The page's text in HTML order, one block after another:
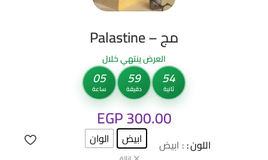
مج – Palastine
العرض ينتهي خلال
05
ساعة
59
دقيقة
53
ثانية
EGP300.00
اللون : ابيض ابيض الوان